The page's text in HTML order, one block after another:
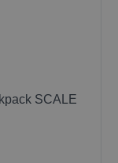
SCALE